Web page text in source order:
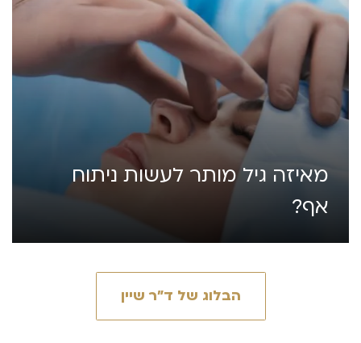
מאיזה גיל מותר לעשות ניתוח
אף?
הבלוג של ד״ר שיין